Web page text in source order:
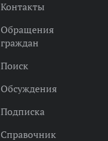
Контакты
Обращения
граждан
Поиск
Обсуждения
Подписка
Справочник